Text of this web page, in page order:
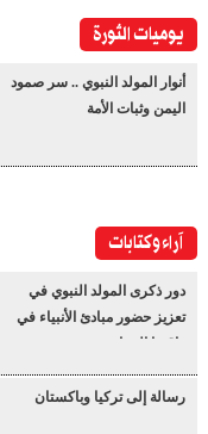
يوميات الثورة
أنوار المولد النبوي .. سر صمود
اليمن وثبات الأمة
آراء وكتابات
دور ذكرى المولد النبوي في
تعزيز حضور مبادئ الأنبياء في
واقعنا المعاصر
رسالة إلى تركيا وباكستان